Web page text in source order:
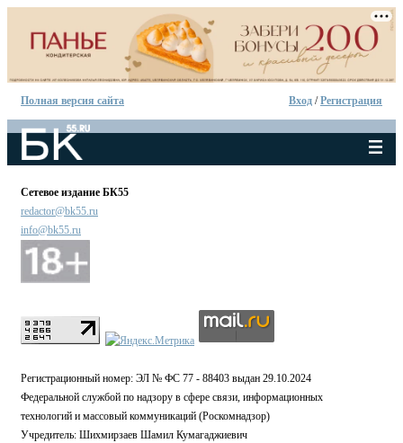
Полная версия сайта Вход /Регистрация
Сетевое издание БК55
redactor@bk55.ru
info@bk55.ru
Регистрационный номер: ЭЛ № ФС 77 - 88403 выдан 29.10.2024
Федеральной службой по надзору в сфере связи, информационных
технологий и массовый коммуникаций (Роскомнадзор)
Учредитель: Шихмирзаев Шамил Кумагаджиевич